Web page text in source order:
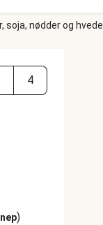
nødder og hvede.
4
)